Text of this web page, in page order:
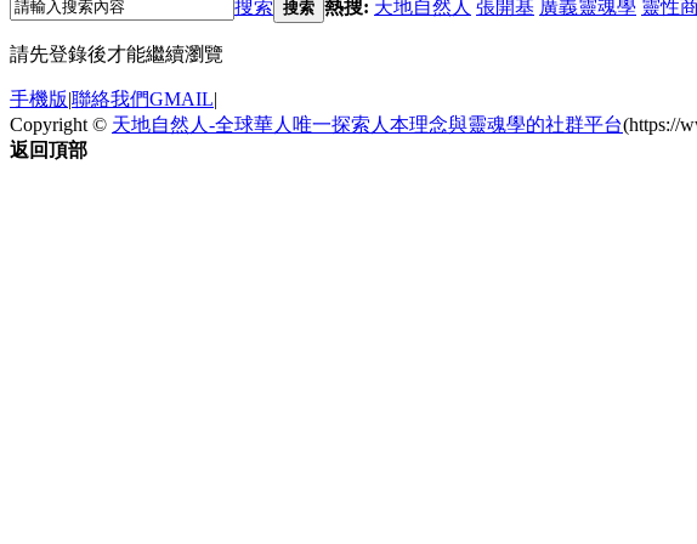
搜索 搜索 熱搜: 天地自然人 張開基 廣義靈魂學 靈性
請先登錄後才能繼續瀏覽
手機版|聯絡我們GMAIL|
Copyright © 天地自然人-全球華人唯一探索人本理念與靈魂學的社群平台(https://
返回頂部